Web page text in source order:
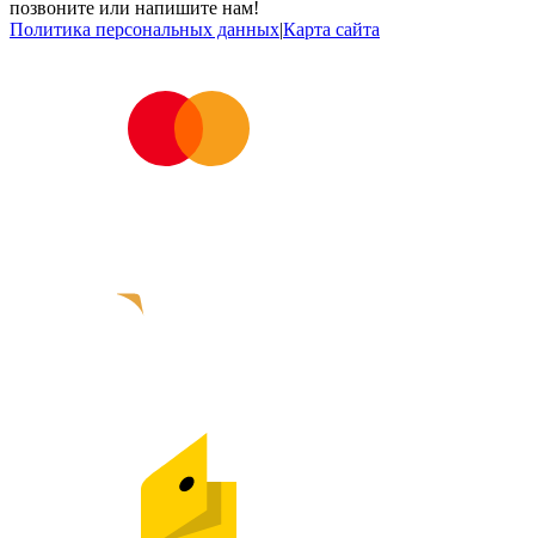
позвоните или напишите нам!
Политика персональных данных|Карта сайта